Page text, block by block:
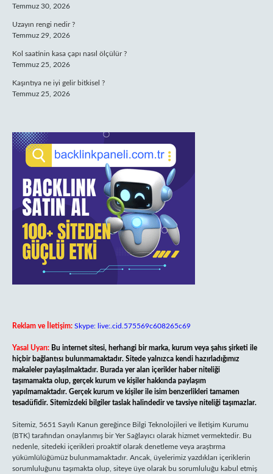
Temmuz 30, 2026
Uzayın rengi nedir ?
Temmuz 29, 2026
Kol saatinin kasa çapı nasıl ölçülür ?
Temmuz 25, 2026
Kaşıntıya ne iyi gelir bitkisel ?
Temmuz 25, 2026
Reklam ve İletişim: Skype: live:.cid.575569c608265c69
Yasal Uyarı: Bu internet sitesi, herhangi bir marka, kurum veya şahıs şirketi ile
hiçbir bağlantısı bulunmamaktadır. Sitede yalnızca kendi hazırladığımız
makaleler paylaşılmaktadır. Burada yer alan içerikler haber niteliği
taşımamakta olup, gerçek kurum ve kişiler hakkında paylaşım
yapılmamaktadır. Gerçek kurum ve kişiler ile isim benzerlikleri tamamen
tesadüfidir. Sitemizdeki bilgiler taslak halindedir ve tavsiye niteliği taşımazlar.
Sitemiz, 5651 Sayılı Kanun gereğince Bilgi Teknolojileri ve İletişim Kurumu
(BTK) tarafından onaylanmış bir Yer Sağlayıcı olarak hizmet vermektedir. Bu
nedenle, sitedeki içerikleri proaktif olarak denetleme veya araştırma
yükümlülüğümüz bulunmamaktadır. Ancak, üyelerimiz yazdıkları içeriklerin
sorumluluğunu taşımakta olup, siteye üye olarak bu sorumluluğu kabul etmiş